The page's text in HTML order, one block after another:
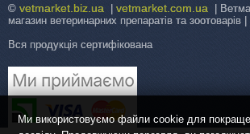
© vetmarket.biz.ua | vetmarket.com.ua |
магазин ветеринарних препаратів та зоотоварів
Вся продукція сертифікована
Ми використовуємо файли cookie для